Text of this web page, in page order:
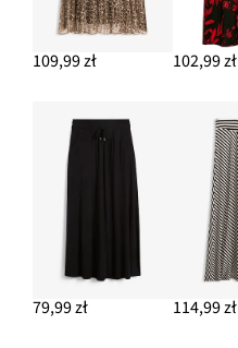
109,99 zł 102,99 zł
79,99 zł 114,99 zł